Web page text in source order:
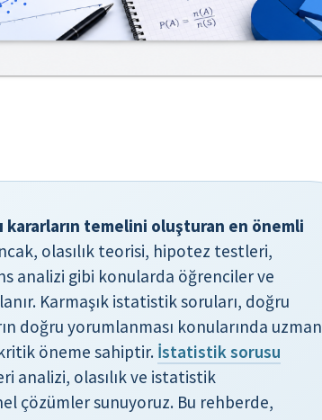
temelini oluşturan en önemli
olasılık teorisi, hipotez testleri,
analizi gibi konularda öğrenciler ve
Karmaşık istatistik soruları, doğru
doğru yorumlanması konularında uzman
öneme sahiptir. İstatistik sorusu
analizi, olasılık ve istatistik
çözümler sunuyoruz. Bu rehberde,